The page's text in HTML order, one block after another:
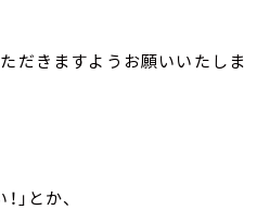
だきますようお願いいたしま
とか、